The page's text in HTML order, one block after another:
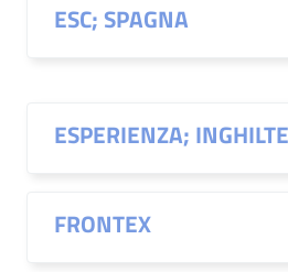
ESC; SPAGNA
ESPERIENZA;
FRONTEX